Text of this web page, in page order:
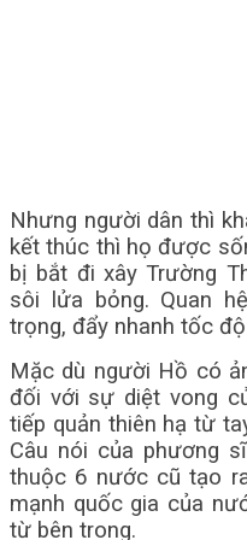
Nhưng người dân thì
kết thúc thì họ được
bị bắt đi xây Trường
sôi lửa bỏng. Quan
trọng, đẩy nhanh tốc
Mặc dù người Hồ có
đối với sự diệt vong
tiếp quản thiên hạ từ
Câu nói của phương
thuộc 6 nước cũ tạo
mạnh quốc gia của
từ bên trong.